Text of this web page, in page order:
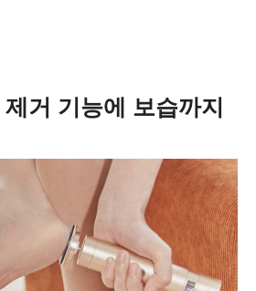
거 기능에 보습까지